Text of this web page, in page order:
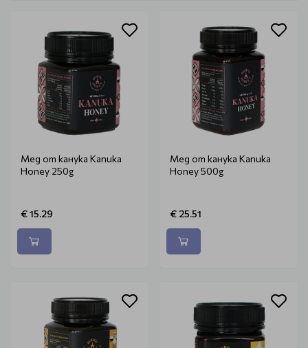
Мед от канука Kanuka
Honey 250g
€ 15.29
Мед от канука Kanuka
Honey 500g
€ 25.51